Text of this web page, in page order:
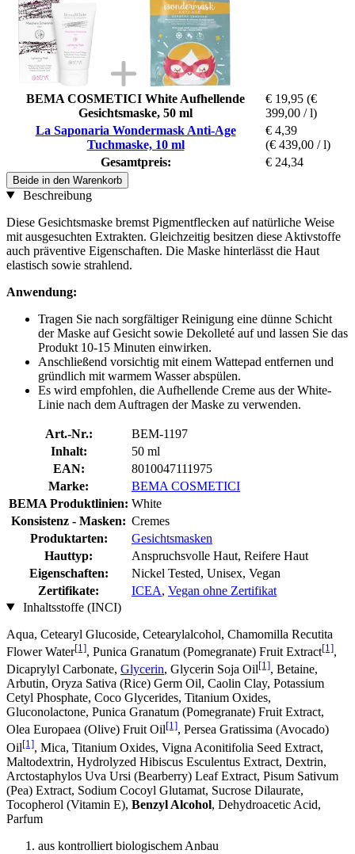
BEMA COSMETICI White Aufhellende
Gesichtsmaske, 50 ml
€ 19,95 (€
399,00 / l)
La Saponaria Wondermask Anti-Age
Tuchmaske, 10 ml
€ 4,39
(€ 439,00 / l)
Gesamtpreis:
€ 24,34
Beide in den Warenkorb
Beschreibung
Diese Gesichtsmaske bremst Pigmentflecken auf natürliche Weise
mit ausgesuchten Extrakten. Gleichzeitig besitzen diese Aktivstoffe
auch präventive Eigenschaften. Die Maske hinterlässt die Haut
elastisch sowie strahlend.
Anwendung:
Tragen Sie nach sorgfältiger Reinigung eine dünne Schicht
der Maske auf Gesicht sowie Dekolleté auf und lassen Sie das
Produkt 10-15 Minuten einwirken.
Anschließend vorsichtig mit einem Wattepad entfernen und
gründlich mit warmem Wasser abspülen.
Es wird empfohlen, die Aufhellende Creme aus der White-
Linie nach dem Auftragen der Maske zu verwenden.
Art.-Nr.:
BEM-1197
Inhalt:
50 ml
EAN:
8010047111975
Marke:
BEMA COSMETICI
BEMA Produktlinien: White
Konsistenz - Masken: Cremes
Produktarten:
Gesichtsmasken
Hauttyp:
Anspruchsvolle Haut, Reifere Haut
Eigenschaften:
Nickel Tested, Unisex, Vegan
Zertifikate:
ICEA, Vegan ohne Zertifikat
Inhaltsstoffe (INCI)
Aqua, Cetearyl Glucoside, Cetearylalcohol, Chamomilla Recutita
Flower Water[1], Punica Granatum (Pomegranate) Fruit Extract[1],
Dicaprylyl Carbonate, Glycerin, Glycerin Soja Oil[1], Betaine,
Arbutin, Oryza Sativa (Rice) Germ Oil, Caolin Clay, Potassium
Cetyl Phosphate, Coco Glycerides, Titanium Oxides,
Gluconolactone, Punica Granatum (Pomegranate) Fruit Extract,
Olea Europaea (Olive) Fruit Oil[1], Persea Gratissima (Avocado)
Oil[1], Mica, Titanium Oxides, Vigna Aconitifolia Seed Extract,
Maltodextrin, Hydrolyzed Hibiscus Esculentus Extract, Dextrin,
Arctostaphylos Uva Ursi (Bearberry) Leaf Extract, Pisum Sativum
(Pea) Extract, Sodium Cocoyl Glutamat, Sucrose Dilaurate,
Tocopherol (Vitamin E), Benzyl Alcohol, Dehydroacetic Acid,
Parfum
aus kontrolliert biologischem Anbau